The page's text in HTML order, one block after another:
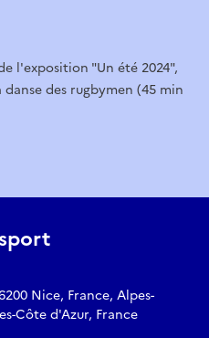
l'exposition "Un été 2024",
des rugbymen (45 min
Nice, France, Alpes-
Côte d'Azur, France